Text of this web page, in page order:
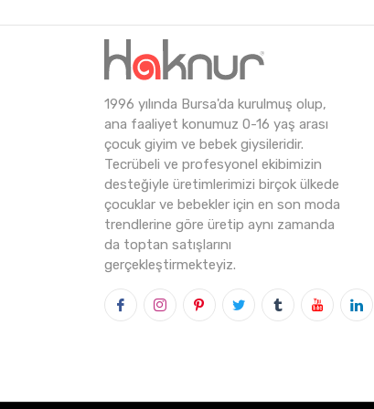
ADET
1996 yılında Bursa'da kurulmuş olup,
ana faaliyet konumuz 0-16 yaş arası
çocuk giyim ve bebek giysileridir.
Tecrübeli ve profesyonel ekibimizin
desteğiyle üretimlerimizi birçok ülkede
çocuklar ve bebekler için en son moda
trendlerine göre üretip aynı zamanda
da toptan satışlarını
gerçekleştirmekteyiz.